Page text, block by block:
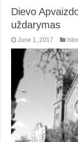
Dievo
uždarymas
June 1, 2017